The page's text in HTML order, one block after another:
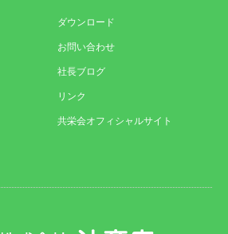
ダウンロード
お問い合わせ
社長ブログ
リンク
共栄会オフィシャルサイト